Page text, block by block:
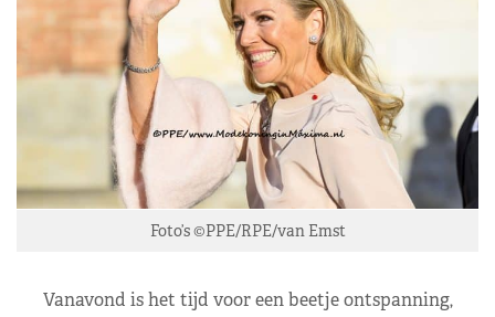
Foto’s ©PPE/RPE/van Emst
Vanavond is het tijd voor een beetje ontspanning,